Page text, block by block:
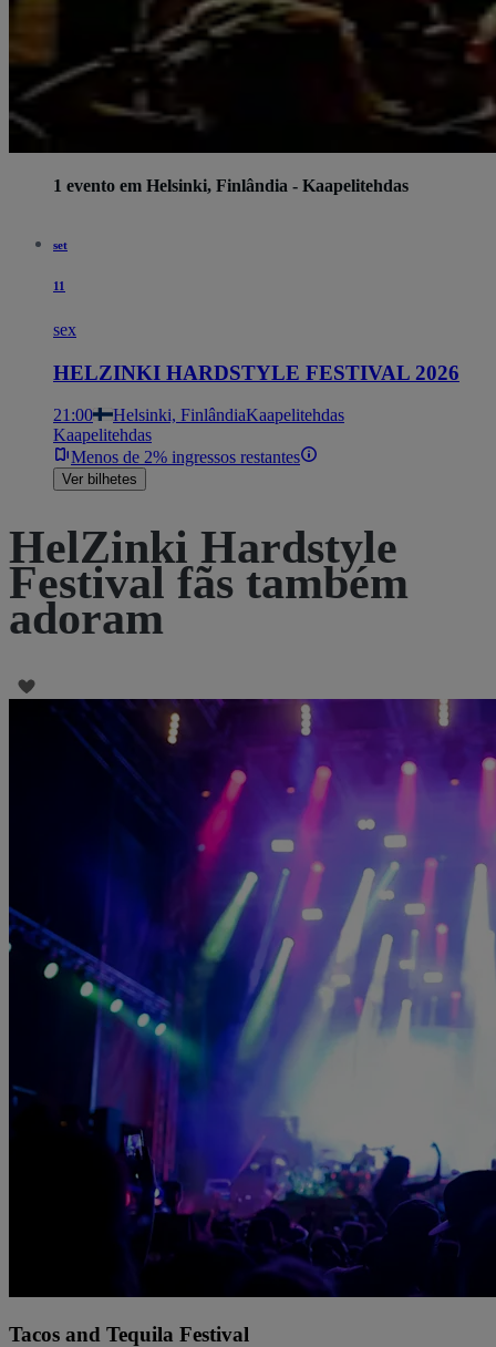
1 evento em Helsinki, Finlândia - Kaapelitehdas
set
11
sex
HELZINKI HARDSTYLE FESTIVAL 2026
21:00 Helsinki, FinlândiaKaapelitehdas
Kaapelitehdas
Menos de 2% ingressos restantes
Ver bilhetes
HelZinki Hardstyle
Festival fãs também
adoram
Tacos and Tequila Festival